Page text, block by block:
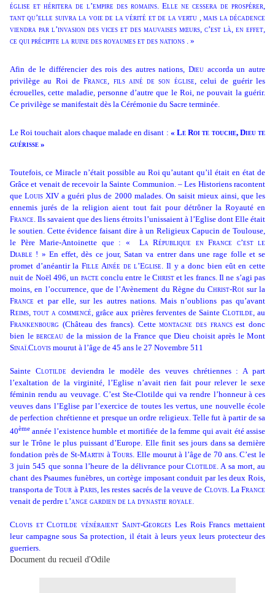
église et héritera de l’empire des romains. Elle ne cessera de prospérer,
tant qu’elle suivra la voie de la vérité et de la vertu , mais la décadence
viendra par l’invasion des vices et des mauvaises mœurs, c’est là, en effet,
ce qui précipite la ruine des royaumes et des nations . »
Afin de le différencier des rois des autres nations, Dieu accorda un autre
privilège au Roi deFrance, fils ainé de son église, celui de guérir les
écrouelles, cette maladie, personne d’autre que le Roi, ne pouvait la guérir.
Ce privilège se manifestait dès la Cérémonie du Sacre terminée.
Le Roi touchait alors chaque malade en disant : « Le Roi te touche, Dieu te
guérisse »
Toutefois, ce Miracle n’était possible au Roi qu’autant qu’il était en état de
Grâce et venait de recevoir la Sainte Communion. – Les Historiens racontent
queLouis XIV a guéri plus de 2000 malades. On saisit mieux ainsi, que les
ennemis jurés de la religion aient tout fait pour détrôner la Royauté en
France. Ils savaient que des liens étroits l’unissaient à l’Eglise dont Elle était
le soutien. Cette évidence faisant dire à un Religieux Capucin de Toulouse,
le Père Marie-Antoinette que : « La République en France c’est le
Diable ! » En effet, dès ce jour, Satan va entrer dans une rage folle et se
promet d’anéantir laFille Ainée de l’Eglise. Il y a donc bien eût en cette
nuit de Noël 496, un pacte conclu entre le Christet les francs. Il ne s’agi pas
moins, en l’occurrence, que de l’Avènement du Règne duChrist-Roi sur la
France et par elle, sur les autres nations. Mais n’oublions pas qu’avant
Reims,tout a commencé, grâce aux prières ferventes de Sainte Clotilde, au
Frankenbourg (Château des francs). Cettemontagne des francsest donc
bien le berceau de la mission de la France que Dieu choisit après le Mont
Sinaï.Clovis mourut à l’âge de 45 ans le 27 Novembre 511
Sainte Clotilde deviendra le modèle des veuves chrétiennes : A part
l’exaltation de la virginité, l’Eglise n’avait rien fait pour relever le sexe
féminin rendu au veuvage. C’est Ste-Clotilde qui va rendre l’honneur à ces
veuves dans l’Eglise par l’exercice de toutes les vertus, une nouvelle école
de perfection chrétienne et presque un ordre religieux. Telle fut à partir de sa
40ème année l’existence humble et mortifiée de la femme qui avait été assise
sur le Trône le plus puissant d’Europe. Elle finit ses jours dans sa dernière
fondation près de St-Martinà Tours . Elle mourut à l’âge de 70 ans. C’est le
3 juin 545 que sonna l’heure de la délivrance pourClotilde. A sa mort, au
chant des Psaumes funèbres, un cortège imposant conduit par les deux Rois,
transporta deTour à Paris, les restes sacrés de la veuve de Clovis. LaFrance
venait de perdre l’ange gardien de la dynastie royale
Clovis et Clotilde vénéraient Saint-Georges Les Rois Francs mettaient
leur campagne sous Sa protection, il était à leurs yeux leurs protecteur des
guerriers.
Document du recueil d'Odile